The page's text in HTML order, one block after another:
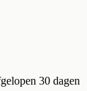
30 dagen